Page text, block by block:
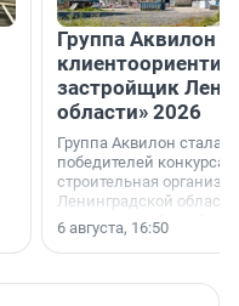
Группа Аквилон
застройщик
области» 2026
Группа Аквилон стала
победителей конкурса
строительная
Ленинградской области
номинации «Самый
застройщик
области».
6 августа, 16:50